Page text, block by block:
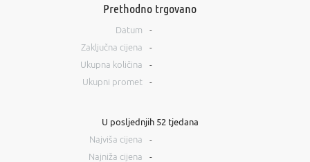
Prethodno trgovano
Datum
-
Zaključna cijena
-
Ukupna količina
-
Ukupni promet
-
U posljednjih 52 tjedana
Najviša cijena
-
Najniža cijena
-